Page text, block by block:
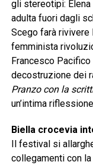
gli stereotipi: Elena
adulta fuori dagli
Scego farà rivivere
femminista
Francesco
decostruzione dei
Pranzo con la
un’intima
Biella crocevia
Il festival si
collegamenti con